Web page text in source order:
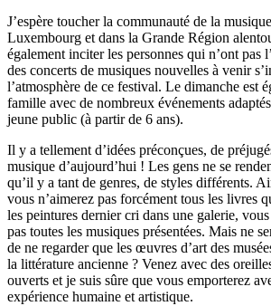
J’espère toucher la communauté de la
Luxembourg et dans la Grande Région
également inciter les personnes qui n’ont pas
des concerts de musiques nouvelles à venir
l’atmosphère de ce festival. Le dimanche est
famille avec de nombreux événements
jeune public (à partir de 6 ans).
Il y a tellement d’idées préconçues, de
musique d’aujourd’hui ! Les gens ne se
qu’il y a tant de genres, de styles différents.
vous n’aimerez pas forcément tous les livres
les peintures dernier cri dans une galerie,
pas toutes les musiques présentées. Mais ne
de ne regarder que les œuvres d’art des
la littérature ancienne ? Venez avec des
ouverts et je suis sûre que vous emporterez
expérience humaine et artistique.